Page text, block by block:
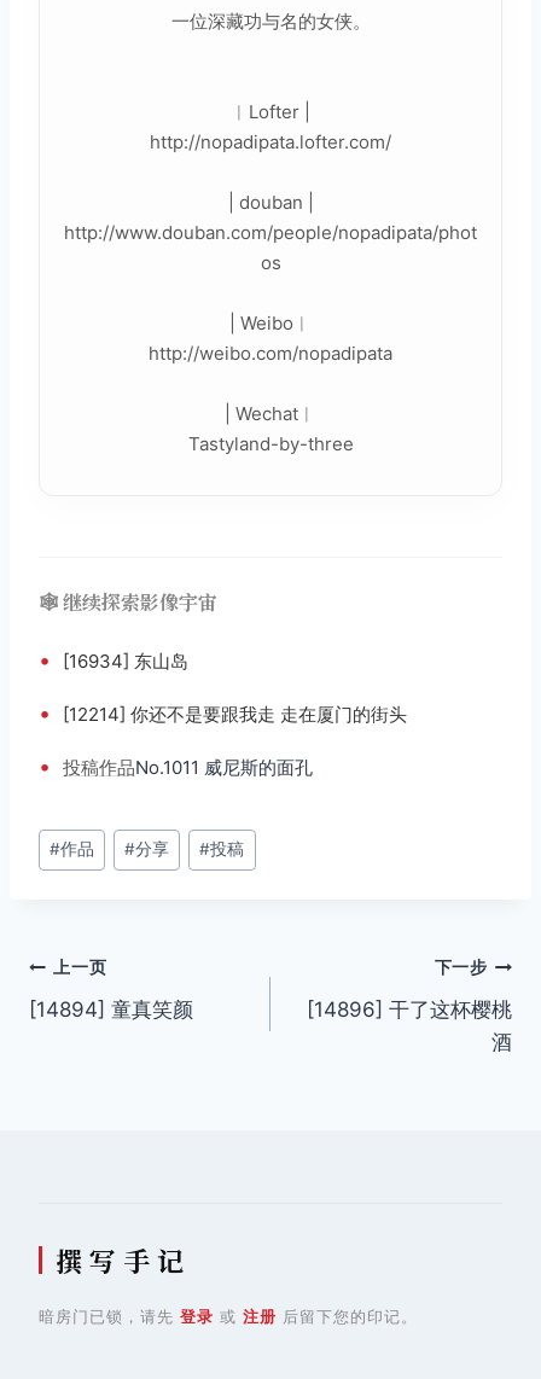
一位深藏功与名的女侠。
︳Lofter |
http://nopadipata.lofter.com/
| douban |
http://www.douban.com/people/nopadipata/phot
os
| Weibo︳
http://weibo.com/nopadipata
| Wechat︳
Tastyland-by-three
🕸️ 继续探索影像宇宙
• [16934] 东山岛
• [12214] 你还不是要跟我走 走在厦门的街头
• 投稿作品No.1011 威尼斯的面孔
文
章
#作品 #分享 #投稿
文
章
上一页
[14894] 童真笑颜
下一步
[14896] 干了这杯樱桃
酒
撰 写 手 记
暗房门已锁，请先 登录 或 注册 后留下您的印记。